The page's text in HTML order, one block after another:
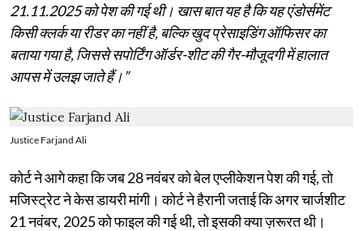
21.11.2025 को पेश की गई थी। खास बात यह है कि यह एंडोर्समेंट
किसी क्लर्क या रीडर का नहीं है, बल्कि खुद प्रेसाइडिंग ऑफिसर का
बताया गया है, जिससे सपोर्टिंग ऑर्डर-शीट की गैर-मौजूदगी में हालात
आपस में उलझ जाते हैं।”
Justice Farjand Ali
कोर्ट ने आगे कहा कि जब 28 नवंबर को बेल एप्लीकेशन पेश की गई, तो
मजिस्ट्रेट ने केस डायरी मांगी। कोर्ट ने हैरानी जताई कि अगर चार्जशीट
21 नवंबर, 2025 को फाइल की गई थी, तो इसकी क्या ज़रूरत थी।